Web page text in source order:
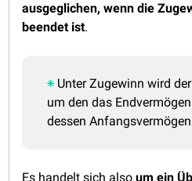
ausgeglichen, wenn die
beendet ist.
Unter Zugewinn wird
um den das
dessen
Es handelt sich alsoum ein